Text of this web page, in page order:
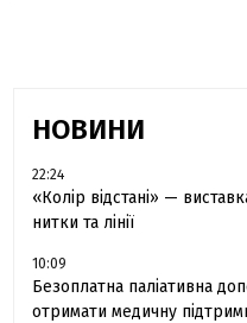
НОВИНИ
22:24
«Колір відстані» —
нитки та лінії
10:09
Безоплатна паліативна
отримати медичну